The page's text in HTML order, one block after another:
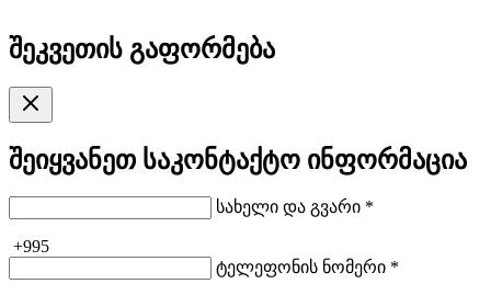
შეკვეთის გაფორმება
შეიყვანეთ საკონტაქტო ინფორმაცია
სახელი და გვარი *
+995
ტელეფონის ნომერი *